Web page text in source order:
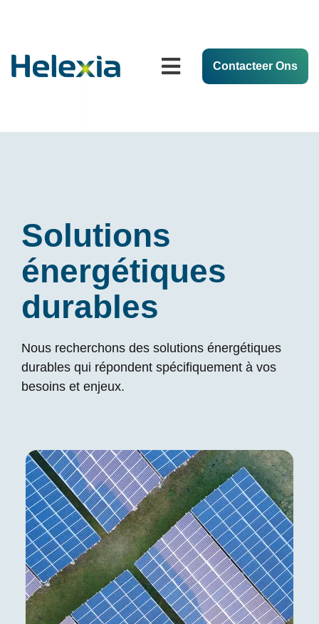
Contacteer Ons
Solutions
énergétiques
durables
Nous recherchons des solutions énergétiques
durables qui répondent spécifiquement à vos
besoins et enjeux.